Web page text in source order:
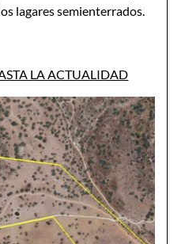
lagares semienterrados.
LA ACTUALIDAD